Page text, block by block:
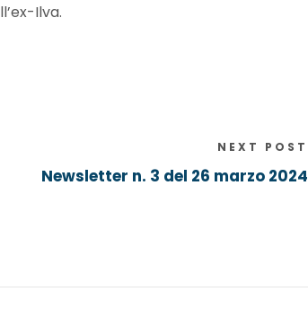
Ilva.
NEXT POST
Newsletter n. 3 del 26 marzo 2024